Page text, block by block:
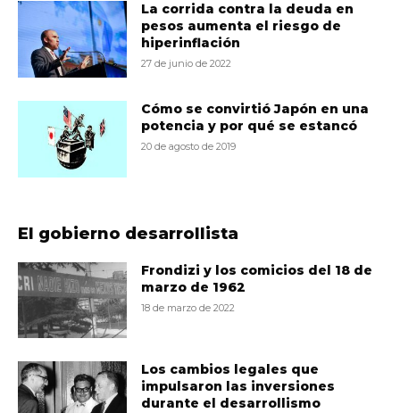
La corrida contra la deuda en
pesos aumenta el riesgo de
hiperinflación
27 de junio de 2022
Cómo se convirtió Japón en una
potencia y por qué se estancó
20 de agosto de 2019
El gobierno desarrollista
Frondizi y los comicios del 18 de
marzo de 1962
18 de marzo de 2022
Los cambios legales que
impulsaron las inversiones
durante el desarrollismo